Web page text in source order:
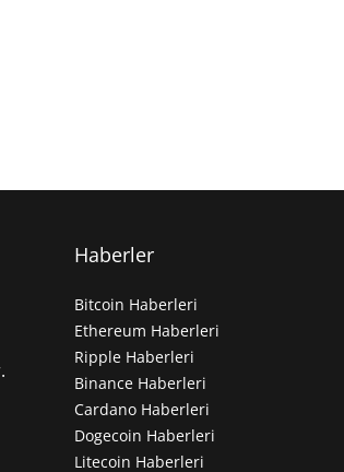
Haberler
Bitcoin Haberleri
Ethereum Haberleri
Ripple Haberleri
Binance Haberleri
Cardano Haberleri
Dogecoin Haberleri
Litecoin Haberleri